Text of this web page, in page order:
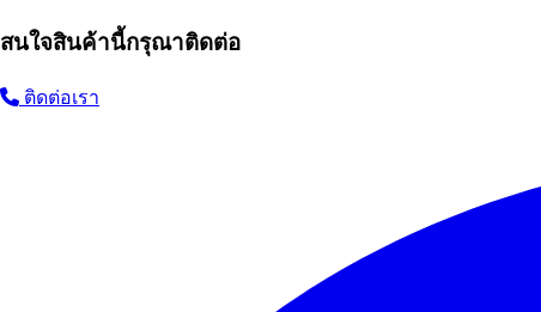
สนใจสินค้านี้กรุณาติดต่อ
ติดต่อเรา